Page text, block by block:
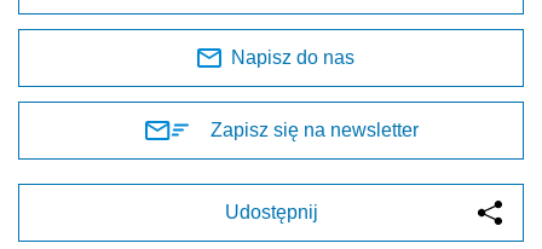
Napisz do nas
Zapisz się na newsletter
Udostępnij